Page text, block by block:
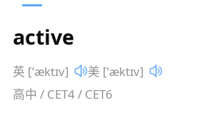
active
英 [ˈæktɪv] 美 [ˈæktɪv]
高中 / CET4 / CET6